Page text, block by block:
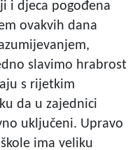
i djeca pogođena
ovakvih dana
slavimo hrabrost
s rijetkim
da u zajednici
uključeni. Upravo
ima veliku